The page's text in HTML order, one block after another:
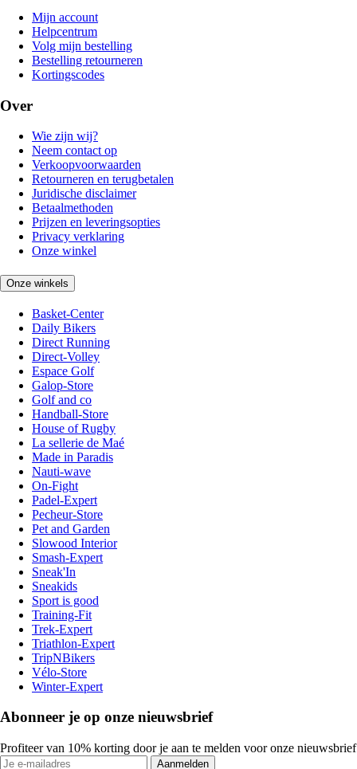
Mijn account
Helpcentrum
Volg mijn bestelling
Bestelling retourneren
Kortingscodes
Over
Wie zijn wij?
Neem contact op
Verkoopvoorwaarden
Retourneren en terugbetalen
Juridische disclaimer
Betaalmethoden
Prijzen en leveringsopties
Privacy verklaring
Onze winkel
Onze winkels
Basket-Center
Daily Bikers
Direct Running
Direct-Volley
Espace Golf
Galop-Store
Golf and co
Handball-Store
House of Rugby
La sellerie de Maé
Made in Paradis
Nauti-wave
On-Fight
Padel-Expert
Pecheur-Store
Pet and Garden
Slowood Interior
Smash-Expert
Sneak'In
Sneakids
Sport is good
Training-Fit
Trek-Expert
Triathlon-Expert
TripNBikers
Vélo-Store
Winter-Expert
Abonneer je op onze nieuwsbrief
Profiteer van 10% korting door je aan te melden voor onze nieuwsbrief
Aanmelden